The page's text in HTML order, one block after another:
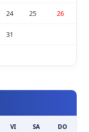
24 25 26
31
VI SA DO